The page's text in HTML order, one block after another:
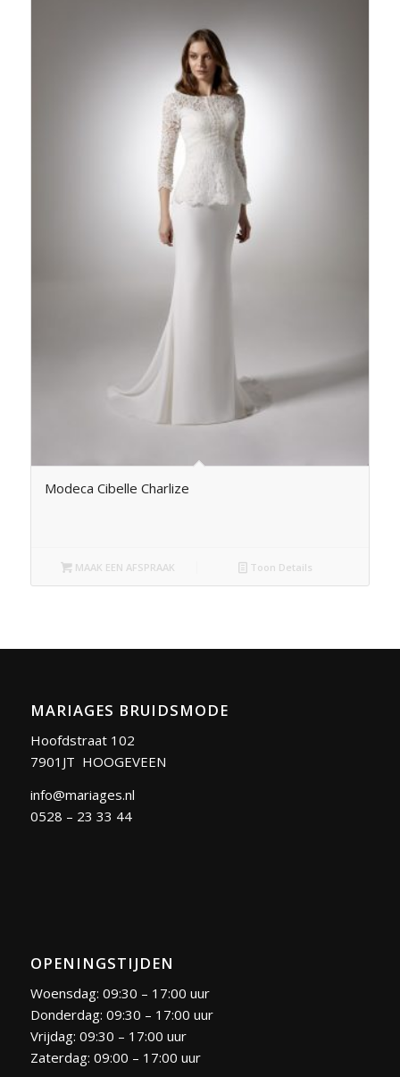
Modeca Cibelle Charlize
MAAK EEN AFSPRAAK Toon Details
MARIAGES BRUIDSMODE
Hoofdstraat 102
7901JT HOOGEVEEN
info@mariages.nl
0528 – 23 33 44
OPENINGSTIJDEN
Woensdag: 09:30 – 17:00 uur
Donderdag: 09:30 – 17:00 uur
Vrijdag: 09:30 – 17:00 uur
Zaterdag: 09:00 – 17:00 uur